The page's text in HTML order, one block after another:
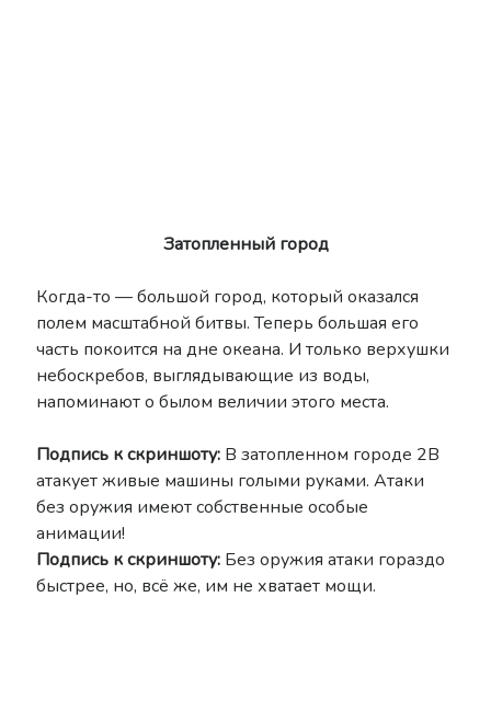
Затопленный город
Когда-то — большой город, который оказался
полем масштабной битвы. Теперь большая его
часть покоится на дне океана. И только верхушки
небоскребов, выглядывающие из воды,
напоминают о былом величии этого места.
Подпись к скриншоту: В затопленном городе 2В
атакует живые машины голыми руками. Атаки
без оружия имеют собственные особые
анимации!
Подпись к скриншоту: Без оружия атаки гораздо
быстрее, но, всё же, им не хватает мощи.